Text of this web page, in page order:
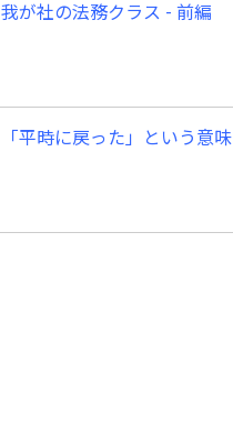
我が社の法務クラス - 前編
「平時に戻った」という意味